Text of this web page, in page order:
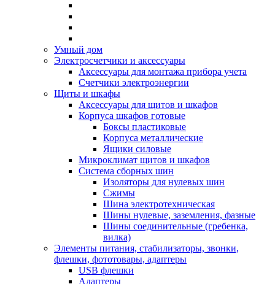
Умный дом
Электросчетчики и аксессуары
Аксессуары для монтажа прибора учета
Счетчики электроэнергии
Щиты и шкафы
Аксессуары для щитов и шкафов
Корпуса шкафов готовые
Боксы пластиковые
Корпуса металлические
Ящики силовые
Микроклимат щитов и шкафов
Система сборных шин
Изоляторы для нулевых шин
Сжимы
Шина электротехническая
Шины нулевые, заземления, фазные
Шины соединительные (гребенка,
вилка)
Элементы питания, стабилизаторы, звонки,
флешки, фототовары, адаптеры
USB флешки
Адаптеры